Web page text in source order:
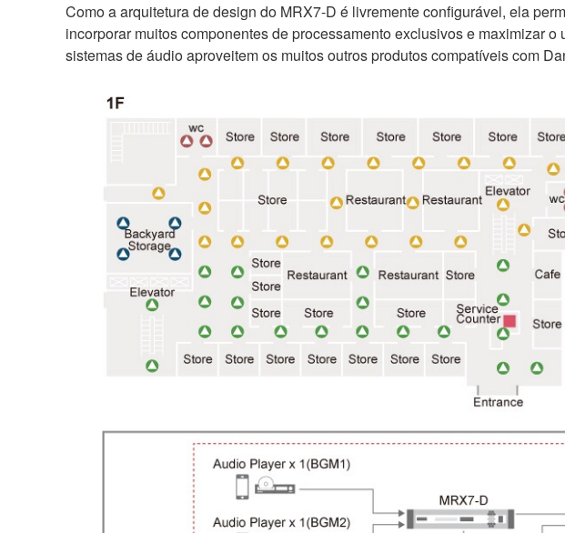
Como a arquitetura de design do MRX7-D é livremente configurável, ela
incorporar muitos componentes de processamento exclusivos e maximizar
sistemas de áudio aproveitem os muitos outros produtos compatíveis com